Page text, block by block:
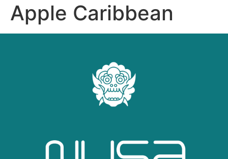
Apple Caribbean